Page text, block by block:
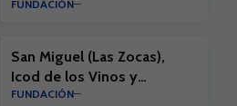
realización de una actividad
FUNDACIÓN
San Miguel (Las Zocas),
Icod de los Vinos y
Valverde (El Hierro)
FUNDACIÓN